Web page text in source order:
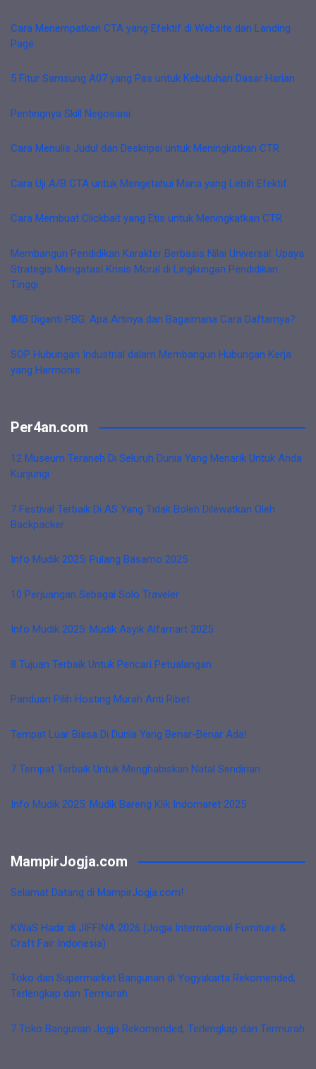
Cara Menempatkan CTA yang Efektif di Website dan Landing
Page
5 Fitur Samsung A07 yang Pas untuk Kebutuhan Dasar Harian
Pentingnya Skill Negosiasi
Cara Menulis Judul dan Deskripsi untuk Meningkatkan CTR
Cara Uji A/B CTA untuk Mengetahui Mana yang Lebih Efektif
Cara Membuat Clickbait yang Etis untuk Meningkatkan CTR
Membangun Pendidikan Karakter Berbasis Nilai Universal: Upaya
Strategis Mengatasi Krisis Moral di Lingkungan Pendidikan
Tinggi
IMB Diganti PBG: Apa Artinya dan Bagaimana Cara Daftarnya?
SOP Hubungan Industrial dalam Membangun Hubungan Kerja
yang Harmonis
Per4an.com
12 Museum Teraneh Di Seluruh Dunia Yang Menarik Untuk Anda
Kunjungi
7 Festival Terbaik Di AS Yang Tidak Boleh Dilewatkan Oleh
Backpacker
Info Mudik 2025: Pulang Basamo 2025
10 Perjuangan Sebagai Solo Traveler
Info Mudik 2025: Mudik Asyik Alfamart 2025
8 Tujuan Terbaik Untuk Pencari Petualangan
Panduan Pilih Hosting Murah Anti Ribet
Tempat Luar Biasa Di Dunia Yang Benar-Benar Ada!
7 Tempat Terbaik Untuk Menghabiskan Natal Sendirian
Info Mudik 2025: Mudik Bareng Klik Indomaret 2025
MampirJogja.com
Selamat Datang di MampirJogja.com!
KWaS Hadir di JIFFINA 2026 (Jogja International Furniture &
Craft Fair Indonesia)
Toko dan Supermarket Bangunan di Yogyakarta Rekomended,
Terlengkap dan Termurah
7 Toko Bangunan Jogja Rekomended, Terlengkap dan Termurah